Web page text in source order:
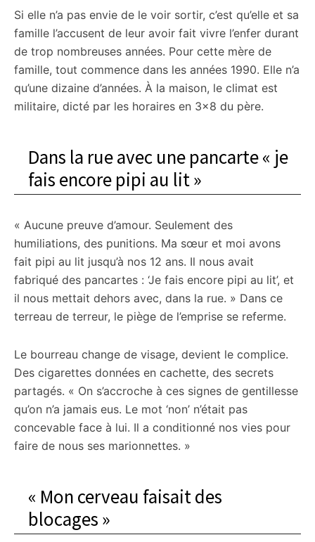
Si elle n’a pas envie de le voir sortir, c’est qu’elle et sa
famille l’accusent de leur avoir fait vivre l’enfer durant
de trop nombreuses années. Pour cette mère de
famille, tout commence dans les années 1990. Elle n’a
qu’une dizaine d’années. À la maison, le climat est
militaire, dicté par les horaires en 3×8 du père.
Dans la rue avec une pancarte « je
fais encore pipi au lit »
« Aucune preuve d’amour. Seulement des
humiliations, des punitions. Ma sœur et moi avons
fait pipi au lit jusqu’à nos 12 ans. Il nous avait
fabriqué des pancartes : ‘Je fais encore pipi au lit’, et
il nous mettait dehors avec, dans la rue. » Dans ce
terreau de terreur, le piège de l’emprise se referme.
Le bourreau change de visage, devient le complice.
Des cigarettes données en cachette, des secrets
partagés. « On s’accroche à ces signes de gentillesse
qu’on n’a jamais eus. Le mot ‘non’ n’était pas
concevable face à lui. Il a conditionné nos vies pour
faire de nous ses marionnettes. »
« Mon cerveau faisait des
blocages »